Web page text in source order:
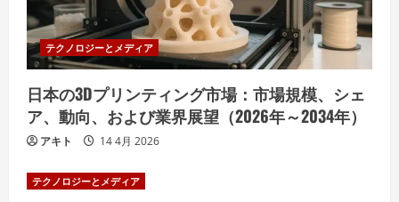
テクノロジーとメディア
日本の3Dプリンティング市場：市場規模、シェ
ア、動向、および業界展望（2026年～2034年）
アキト 14 4月 2026
テクノロジーとメディア